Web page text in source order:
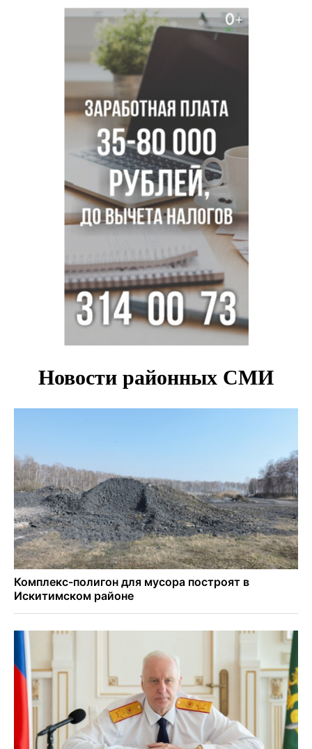
Двум бойцам СВО после минно-взрывной травмы
«оживили» нервы в Новосибирске
Персидский ковер «108 шахов» впервые вывезли из музея
Востока в Новосибирск
Актриса из Новосибирска Евгения Туркова сыграла мать
в сериале «Малой»